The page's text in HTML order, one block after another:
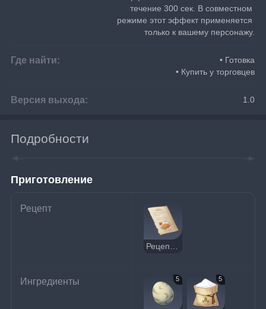
течение 300 сек. В совместном
режиме этот эффект применяется
только к вашему персонажу.
Где найти:
• Готовка
• Купить у торговцев
Версия выхода: 1.0
Подробности
Приготовление
Рецепт
Ингредиенты 5 5